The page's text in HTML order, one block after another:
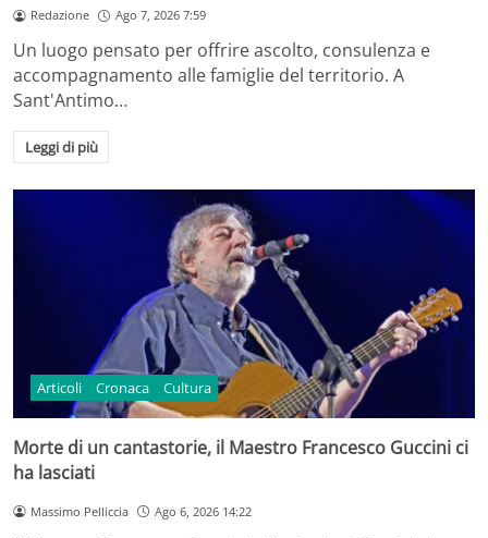
Redazione Ago 7, 2026 7:59
Un luogo pensato per offrire ascolto, consulenza e
accompagnamento alle famiglie del territorio. A
Sant'Antimo…
Leggi di più
Articoli Cronaca Cultura
Morte di un cantastorie, il Maestro Francesco Guccini ci
ha lasciati
Massimo Pelliccia Ago 6, 2026 14:22